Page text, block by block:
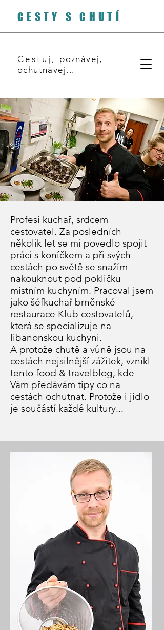
CESTY S CHUTÍ
Cestuj, poznávej,
ochutnávej...
Profesí kuchař, srdcem
cestovatel. Za posledních
několik let se mi povedlo spojit
práci s koníčkem a při svých
cestách po světě se snažím
nakouknout pod pokličku
místním kuchyním. Pracoval jsem
jako šéfkuchař brněnské
restaurace Klub cestovatelů,
která se specializuje na
libanonskou kuchyni.
A protože chutě a vůně jsou na
cestách nejsilnější zážitek, vznikl
tento food & travelblog, kde
Vám předávám tipy co na
cestách ochutnat. Protože i jídlo
je součástí každé kultury...